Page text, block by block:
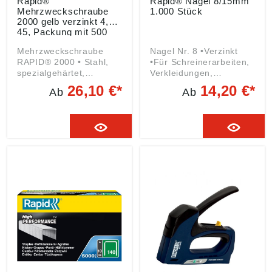
Mehrzweckschraube
2000 gelb verzinkt 4,5x
45, Packung mit 500
Mehrzweckschraube
RAPID® 2000 • Stahl,
spezialgehärtet,
verzinkt, Yellwin 500+
Chrom VI frei • Senkkopf
Unterkopffräsrippen und
Schaftfräser-Reibteil •
Gewindegang • Spitze
mit 30°-Geometrie • ETA
12/0373 Hinweis: Neue
Rapid Schraube nach
Markteinführung nach
Wahl des Herstellers.
Ab26,10 €*
1.000 Stück
Nagel Nr. 8 •Verzinkt
•Für Schreinerarbeiten,
Verkleidungen,
Sockelleisten und
leichte Möbel
Ab 14,20 €*